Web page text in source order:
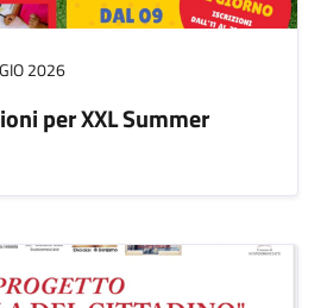
2026
per XXL Summer